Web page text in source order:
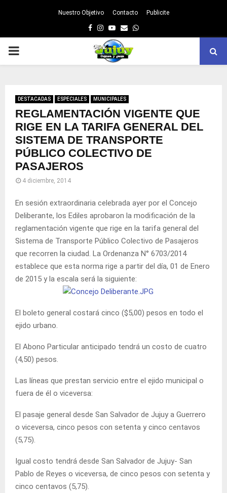
Nuestro Objetivo Contacto Publicite
Facebook
Instagram
Youtube
EmailWhatsapp
PRIMARY
DESTACADAS ESPECIALES MUNICIPALES
REGLAMENTACIÓN VIGENTE QUE
RIGE EN LA TARIFA GENERAL DEL
SISTEMA DE TRANSPORTE
PÚBLICO COLECTIVO DE
PASAJEROS
4 diciembre, 2014
En sesión extraordinaria celebrada ayer por el Concejo
Deliberante, los Ediles aprobaron la modificación de la
reglamentación vigente que rige en la tarifa general del
Sistema de Transporte Público Colectivo de Pasajeros
que recorren la ciudad. La Ordenanza N° 6703/2014
establece que esta norma rige a partir del día, 01 de Enero
de 2015 y la escala será la siguiente:
El boleto general costará cinco ($5,00) pesos en todo el
ejido urbano.
El Abono Particular anticipado tendrá un costo de cuatro
(4,50) pesos.
Las líneas que prestan servicio entre el ejido municipal o
fuera de él o viceversa:
El pasaje general desde San Salvador de Jujuy a Guerrero
o viceversa, cinco pesos con setenta y cinco centavos
(5,75).
Igual costo tendrá desde San Salvador de Jujuy- San
Pablo de Reyes o viceversa, de cinco pesos con setenta y
cinco centavos (5,75).